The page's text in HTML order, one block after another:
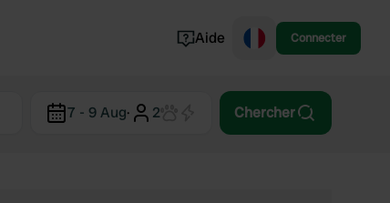
Aide Connecter
7 - 9 Aug· 2 Chercher